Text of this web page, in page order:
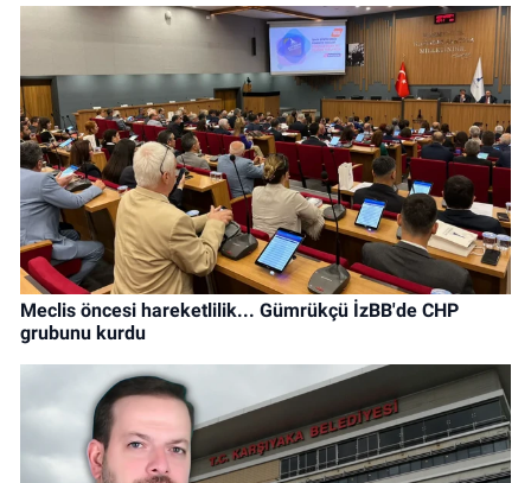
Meclis öncesi hareketlilik... Gümrükçü İzBB'de CHP
grubunu kurdu